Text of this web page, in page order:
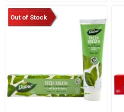
Out of Stock